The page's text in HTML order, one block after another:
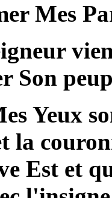
Mes
Son
Yeux
la
Est et